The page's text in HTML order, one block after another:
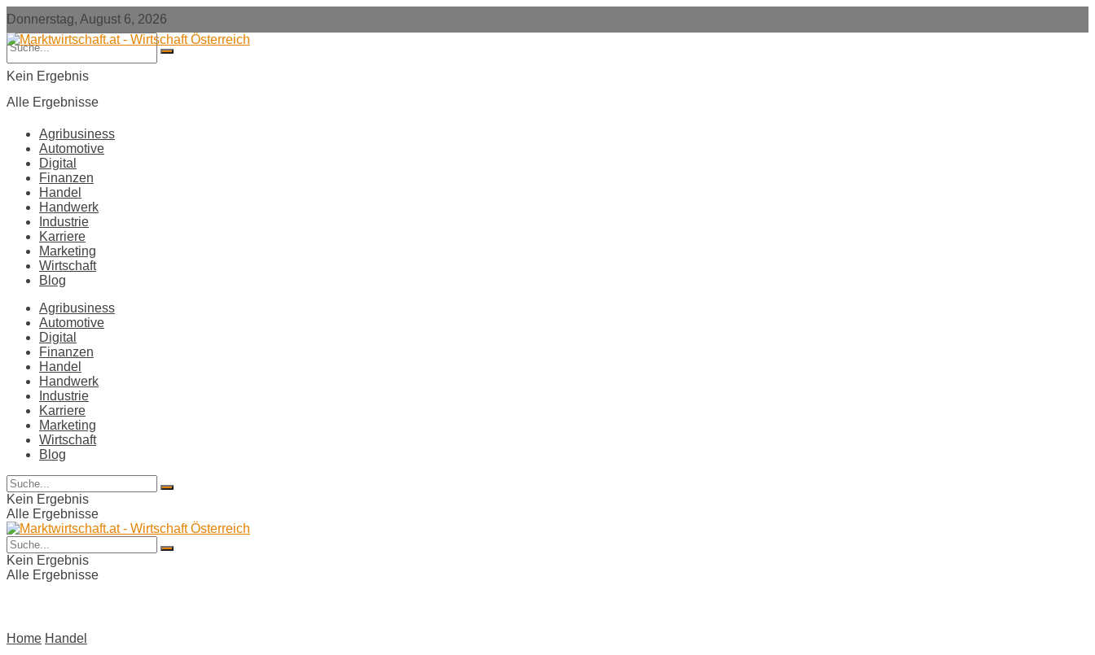
Donnerstag, August 6, 2026
Kein Ergebnis
Alle Ergebnisse
Agribusiness
Automotive
Digital
Finanzen
Handel
Handwerk
Industrie
Karriere
Marketing
Wirtschaft
Blog
Agribusiness
Automotive
Digital
Finanzen
Handel
Handwerk
Industrie
Karriere
Marketing
Wirtschaft
Blog
Kein Ergebnis
Alle Ergebnisse
Kein Ergebnis
Alle Ergebnisse
Home Handel